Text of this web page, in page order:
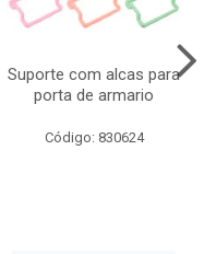
Suporte com alcas para
porta de armario
Código: 830624